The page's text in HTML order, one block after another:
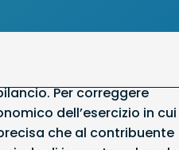
Per correggere
dell’esercizio in cui
che al contribuente